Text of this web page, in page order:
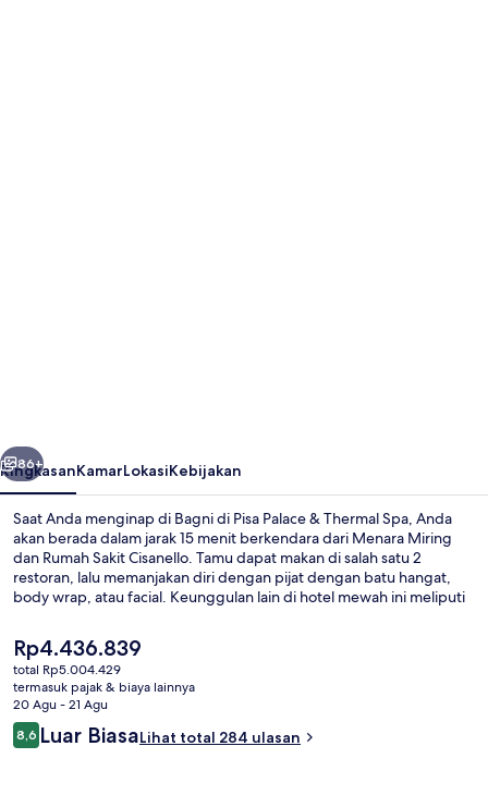
Thermal
Spa
Berikutnya
86+
RingkasanKamarLokasiKebijakan
Saat Anda menginap di Bagni di Pisa Palace & Thermal Spa, Anda
akan berada dalam jarak 15 menit berkendara dari Menara Miring
dan Rumah Sakit Cisanello. Tamu dapat makan di salah satu 2
restoran, lalu memanjakan diri dengan pijat dengan batu hangat,
body wrap, atau facial. Keunggulan lain di hotel mewah ini meliputi
Traveler menyukai kondisi keseluruhan.
Harga
saat
ini
Rp4.436.839
Rp4.436.839
total Rp5.004.429
termasuk pajak & biaya lainnya
20 Agu - 21 Agu
Ulasan
8,68,6 dari 10
Luar BiasaLihat total 284 ulasan